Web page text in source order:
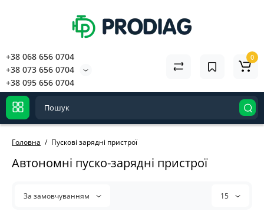
+38 068 656 0704
+38 073 656 0704
+38 095 656 0704
0
Головна Пускові зарядні пристрої
Автономні пуско-зарядні пристрої
За замовчуванням 15